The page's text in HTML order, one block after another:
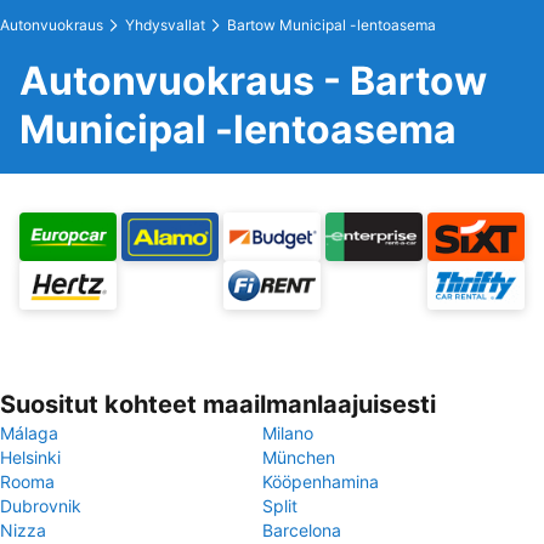
Autonvuokraus Yhdysvallat Bartow Municipal -lentoasema
Autonvuokraus - Bartow
Municipal -lentoasema
Suositut kohteet maailmanlaajuisesti
Málaga
Milano
Helsinki
München
Rooma
Kööpenhamina
Dubrovnik
Split
Nizza
Barcelona